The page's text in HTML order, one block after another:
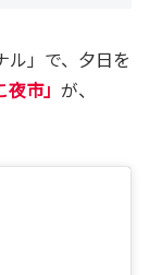
ル」で、夕日を
夜市」 が、